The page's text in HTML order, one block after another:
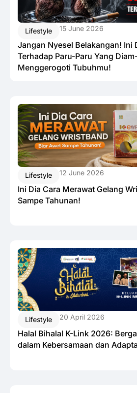
Lifestyle 15 June 2026
Jangan Nyesel Belakangan! Ini
Terhadap Paru-Paru Yang
Menggerogoti Tubuhmu!
Lifestyle 12 June 2026
Ini Dia Cara Merawat Gelang
Sampe Tahunan!
Lifestyle 20 April 2026
Halal Bihalal K-Link 2026:
dalam Kebersamaan dan